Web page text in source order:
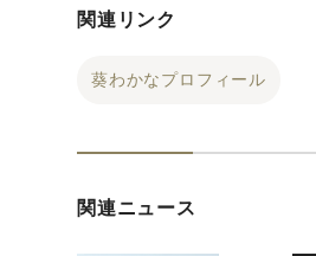
関連リンク
葵わかなプロフィール
関連ニュース